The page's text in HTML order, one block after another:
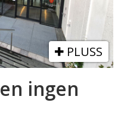
PLUSS
ingen